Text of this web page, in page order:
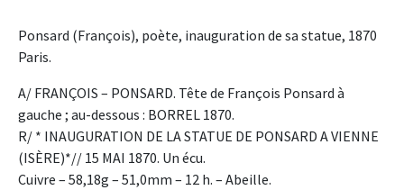
Ponsard (François), poète, inauguration de sa statue, 1870
Paris.
A/ FRANÇOIS – PONSARD. Tête de François Ponsard à
gauche ; au-dessous : BORREL 1870.
R/ * INAUGURATION DE LA STATUE DE PONSARD A VIENNE
(ISÈRE)*// 15 MAI 1870. Un écu.
Cuivre – 58,18g – 51,0mm – 12 h. – Abeille.